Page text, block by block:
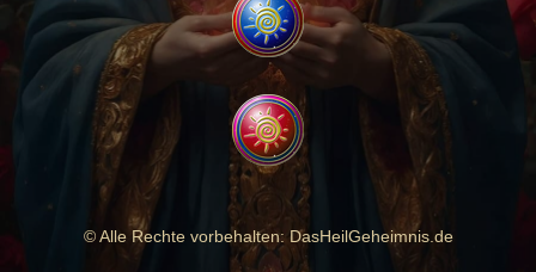
© Alle Rechte vorbehalten: DasHeilGeheimnis.de